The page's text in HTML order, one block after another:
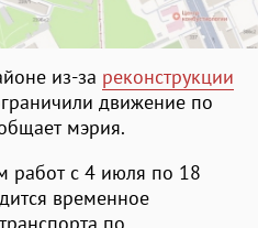
из-за реконструкции
движение по
мэрия.
работ с 4 июля по 18
временное
по